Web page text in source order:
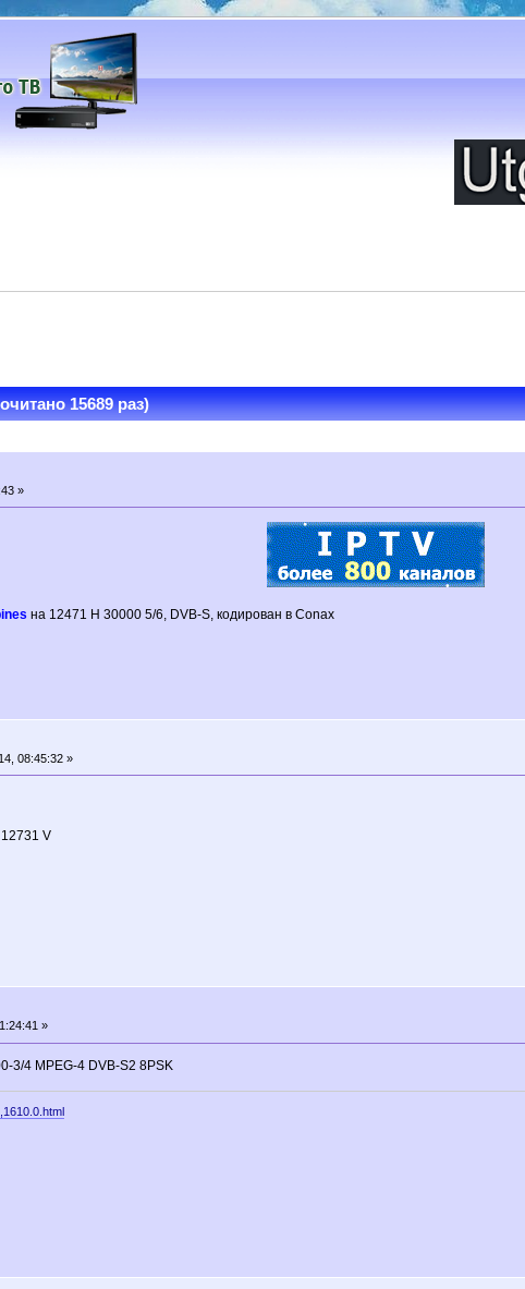
15689 раз)
»
на 12471 H 30000 5/6, DVB-S, кодирован в Conax
08:45:32 »
V
»
3/4 MPEG-4 DVB-S2 8PSK